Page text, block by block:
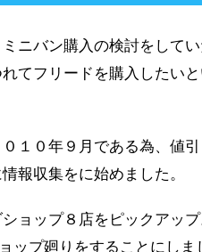
ニバン購入の検討をして
てフリードを購入したい
１０年９月である為、値
報収集をに始めました。
ョップ８店をピックアッ
ップ廻りをすることにしま